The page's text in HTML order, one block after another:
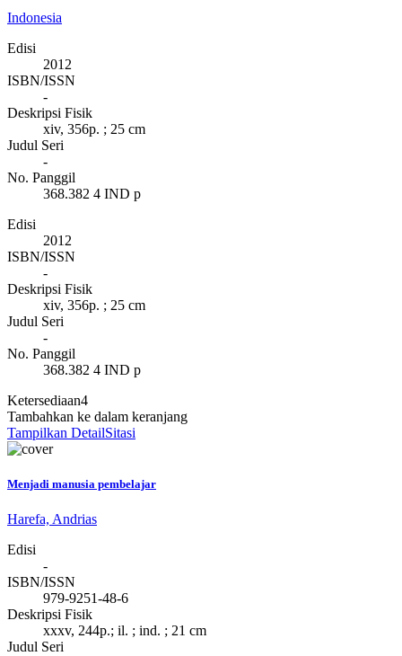
Indonesia
Edisi
2012
ISBN/ISSN
-
Deskripsi Fisik
xiv, 356p. ; 25 cm
Judul Seri
-
No. Panggil
368.382 4 IND p
Edisi
2012
ISBN/ISSN
-
Deskripsi Fisik
xiv, 356p. ; 25 cm
Judul Seri
-
No. Panggil
368.382 4 IND p
Ketersediaan4
Tambahkan ke dalam keranjang
Tampilkan DetailSitasi
Menjadi manusia pembelajar
Harefa, Andrias
Edisi
-
ISBN/ISSN
979-9251-48-6
Deskripsi Fisik
xxxv, 244p.; il. ; ind. ; 21 cm
Judul Seri